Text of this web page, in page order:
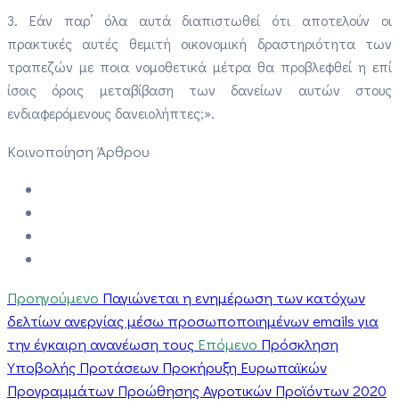
3. Εάν παρ’ όλα αυτά διαπιστωθεί ότι αποτελούν οι
πρακτικές αυτές θεμιτή οικονομική δραστηριότητα των
τραπεζών με ποια νομοθετικά μέτρα θα προβλεφθεί η επί
ίσοις όροις μεταβίβαση των δανείων αυτών στους
ενδιαφερόμενους δανειολήπτες;».
Κοινοποίηση Άρθρου
Προηγούμενο Παγιώνεται η ενημέρωση των κατόχων
δελτίων ανεργίας μέσω προσωποποιημένων emails για
την έγκαιρη ανανέωση τους Επόμενο Πρόσκληση
Υποβολής Προτάσεων Προκήρυξη Ευρωπαϊκών
Προγραμμάτων Προώθησης Αγροτικών Προϊόντων 2020